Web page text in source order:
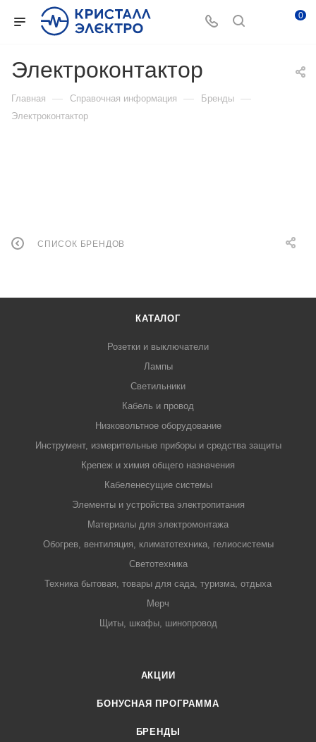
0
Электроконтактор
Главная — Справочная информация — Бренды —
Электроконтактор
СПИСОК БРЕНДОВ
КАТАЛОГ
Розетки и выключатели
Лампы
Светильники
Кабель и провод
Низковольтное оборудование
Инструмент, измерительные приборы и средства защиты
Крепеж и химия общего назначения
Кабеленесущие системы
Элементы и устройства электропитания
Материалы для электромонтажа
Обогрев, вентиляция, климатотехника, гелиосистемы
Светотехника
Техника бытовая, товары для сада, туризма, отдыха
Мерч
Щиты, шкафы, шинопровод
АКЦИИ
БОНУСНАЯ ПРОГРАММА
БРЕНДЫ